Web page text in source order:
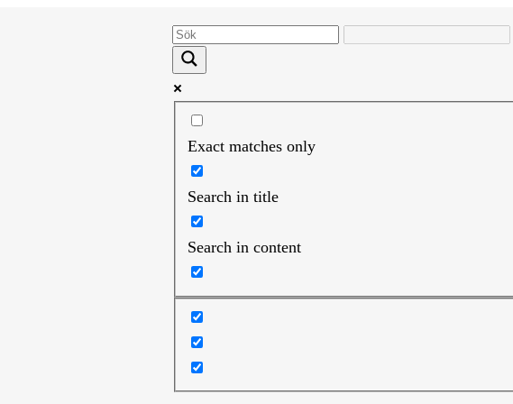
Exact matches only
Search in title
Search in content